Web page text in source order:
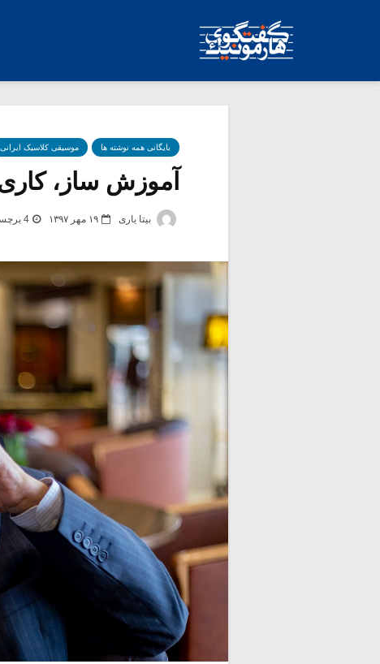
بایگانی همه نوشته ها موسیقی کلاسیک ایرانی
آموزش ساز،
بیتا یاری ۱۹ مهر ۱۳۹۷ 4 برچسب -